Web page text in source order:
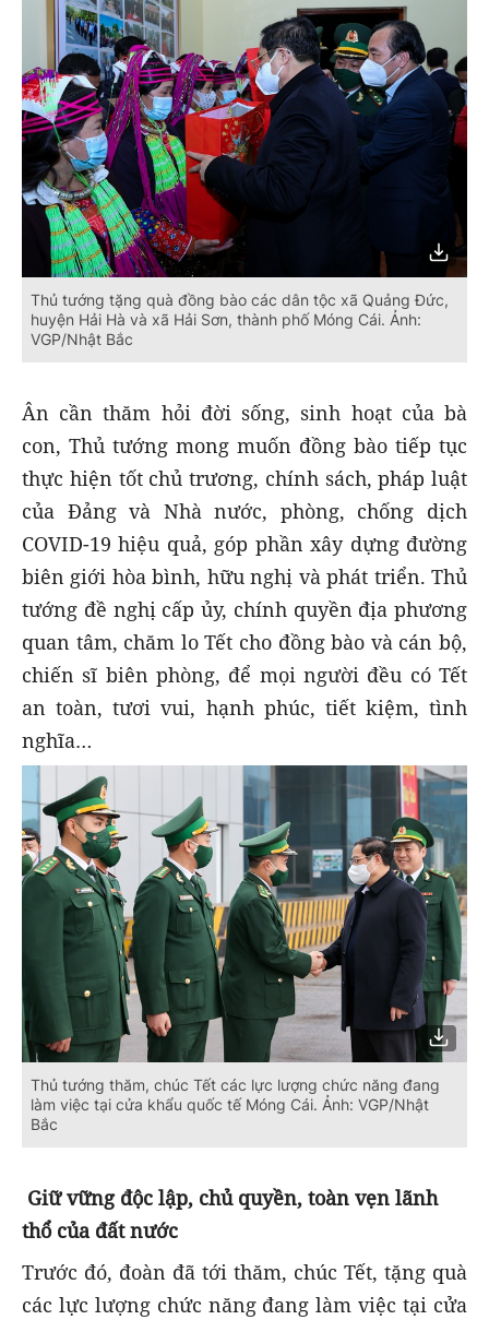
Thủ tướng tặng quà đồng bào các dân tộc xã Quảng Đức,
huyện Hải Hà và xã Hải Sơn, thành phố Móng Cái. Ảnh:
VGP/Nhật Bắc
Ân cần thăm hỏi đời sống, sinh hoạt của bà
con, Thủ tướng mong muốn đồng bào tiếp tục
thực hiện tốt chủ trương, chính sách, pháp luật
của Đảng và Nhà nước, phòng, chống dịch
COVID-19 hiệu quả, góp phần xây dựng đường
biên giới hòa bình, hữu nghị và phát triển. Thủ
tướng đề nghị cấp ủy, chính quyền địa phương
quan tâm, chăm lo Tết cho đồng bào và cán bộ,
chiến sĩ biên phòng, để mọi người đều có Tết
an toàn, tươi vui, hạnh phúc, tiết kiệm, tình
nghĩa…
Thủ tướng thăm, chúc Tết các lực lượng chức năng đang
làm việc tại cửa khẩu quốc tế Móng Cái. Ảnh: VGP/Nhật
Bắc
Giữ vững độc lập, chủ quyền, toàn vẹn lãnh
thổ của đất nước
Trước đó, đoàn đã tới thăm, chúc Tết, tặng quà
các lực lượng chức năng đang làm việc tại cửa